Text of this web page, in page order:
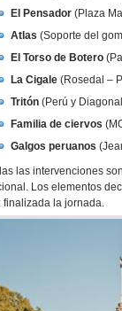
El Pensador (Plaza
Atlas (Soporte del
El Torso de Botero
La Cigale (Rosedal –
Tritón (Perú y
Familia de ciervos
Galgos peruanos
las intervenciones
Los elementos
finalizada la jornada.